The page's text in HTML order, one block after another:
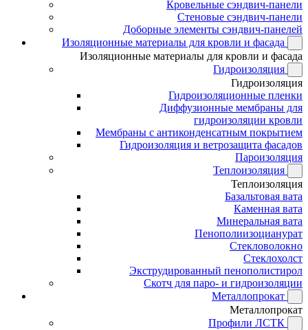
Кровельные сэндвич-панели
Стеновые сэндвич-панели
Доборные элементы сэндвич-панелей
Изоляционные материалы для кровли и фасада
Изоляционные материалы для кровли и фасада
Гидроизоляция
Гидроизоляция
Гидроизоляционные пленки
Диффузионные мембраны для
гидроизоляции кровли
Мембраны с антиконденсатным покрытием
Гидроизоляция и ветрозащита фасадов
Пароизоляция
Теплоизоляция
Теплоизоляция
Базальтовая вата
Каменная вата
Минеральная вата
Пенополиизоцианурат
Стекловолокно
Стеклохолст
Экструдированный пенополистирол
Скотч для паро- и гидроизоляции
Металлопрокат
Металлопрокат
Профили ЛСТК